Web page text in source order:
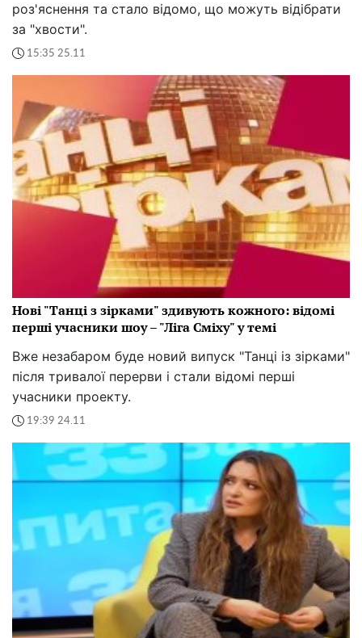
роз'яснення та стало відомо, що можуть відібрати
за "хвости".
15:35 25.11
Нові "Танці з зірками" здивують кожного: відомі
перші учасники шоу – "Ліга Сміху" у темі
Вже незабаром буде новий випуск "Танці із зірками"
після тривалої перерви і стали відомі перші
учасники проекту.
19:39 24.11